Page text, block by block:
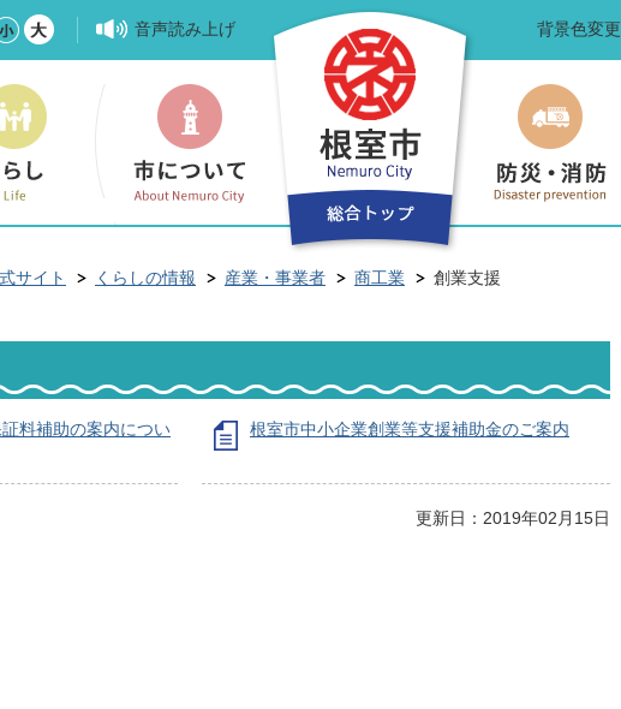
音声読み上げ 背景色変更
サイト くらしの情報 産業・事業者 商工業 創業支援
料補助の案内につい
根室市中小企業創業等支援補助金のご案内
更新日：2019年02月15日